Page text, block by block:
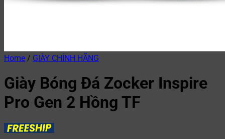
Home / GIÀY CHÍNH HÃNG
Giày Bóng Đá Zocker Inspire
Pro Gen 2 Hồng TF